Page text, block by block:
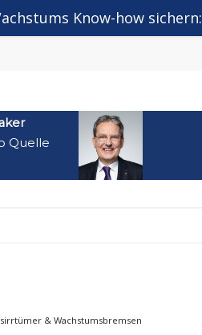
Quelle
& Wachstumsbremsen
Know-how sichern: